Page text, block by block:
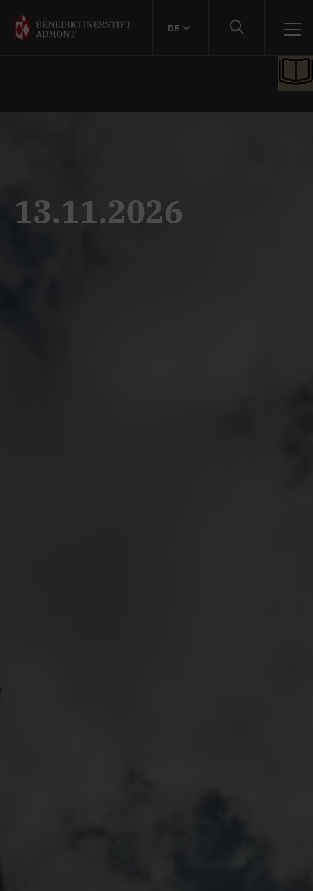
DE
13.11.2026